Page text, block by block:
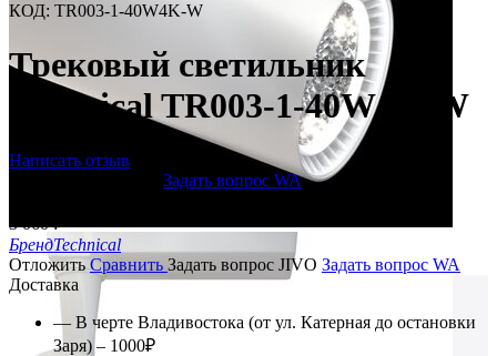
КОД: TR003-1-40W4K-W
Трековый светильник
Technical TR003-1-40W4K-W
Написать отзыв
Задать вопрос WA
3 060 ₽
БрендTechnical
Отложить Сравнить Задать вопрос JIVO Задать вопрос WA
Доставка
— В черте Владивостока (от ул. Катерная до остановки
Заря) – 1000₽